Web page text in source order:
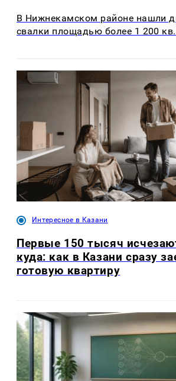
В Нижнекамском районе нашли
свалки площадью более 1 200
Интересное в Казани
Первые 150 тысяч
куда: как в Казани сразу
готовую квартиру